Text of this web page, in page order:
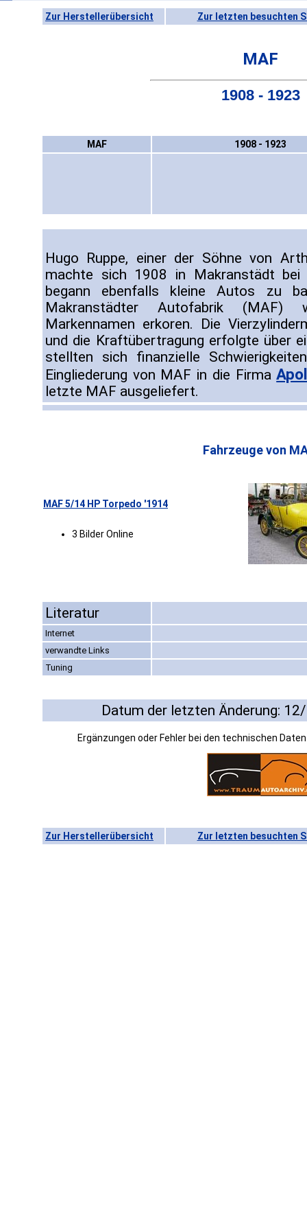
Zur Herstellerübersicht Zur letzten besuchten
MAF
1908 - 1923
MAF 1908 - 1923
Hugo Ruppe, einer der Söhne von
machte sich 1908 in Makranstädt bei
begann ebenfalls kleine Autos zu
Makranstädter Autofabrik (MAF)
Markennamen erkoren. Die
und die Kraftübertragung erfolgte über
stellten sich finanzielle
Eingliederung von MAF in die Firma
letzte MAF ausgeliefert.
Fahrzeuge von
MAF 5/14 HP Torpedo '1914
3 Bilder Online
Literatur
Internet
verwandte Links
Tuning
Datum der letzten Änderung:
Ergänzungen oder Fehler bei den technischen
Zur Herstellerübersicht Zur letzten besuchten